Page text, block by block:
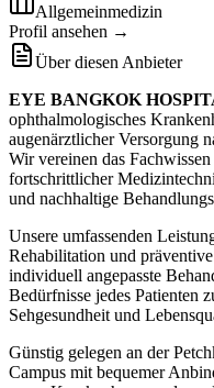
Allgemeinmedizin
Profil ansehen →
Über diesen Anbieter
EYE BANGKOK
ophthalmologisches
augenärztlicher Versorgung
Wir vereinen das
fortschrittlicher
und nachhaltige
Unsere umfassenden
Rehabilitation und
individuell angepasste
Bedürfnisse jedes Patienten
Sehgesundheit und
Günstig gelegen an der
Campus mit bequemer